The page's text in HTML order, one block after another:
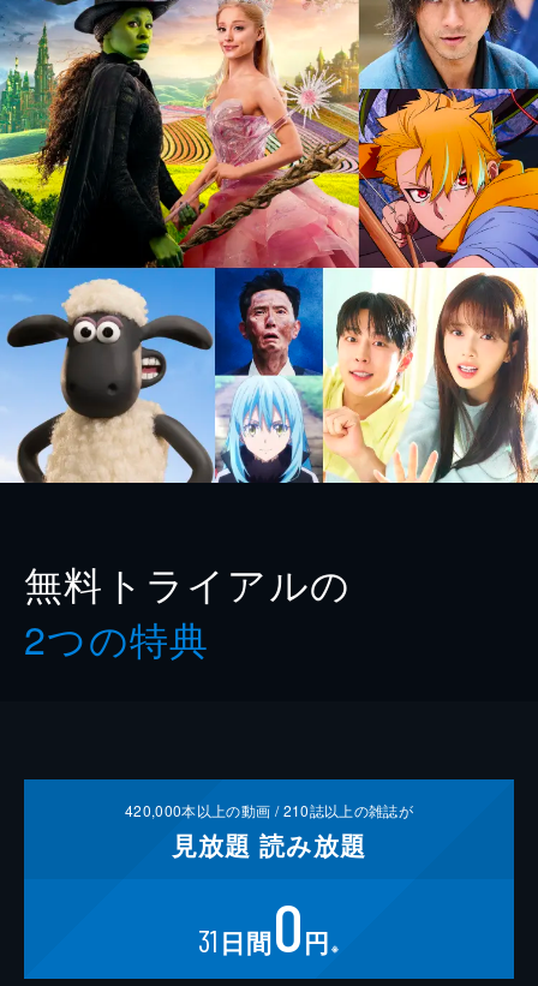
無料トライアルの
2つの特典
420,000本以上の動画 /210誌以上の雑誌が
見放題 読み放題
31 日間0円 ※